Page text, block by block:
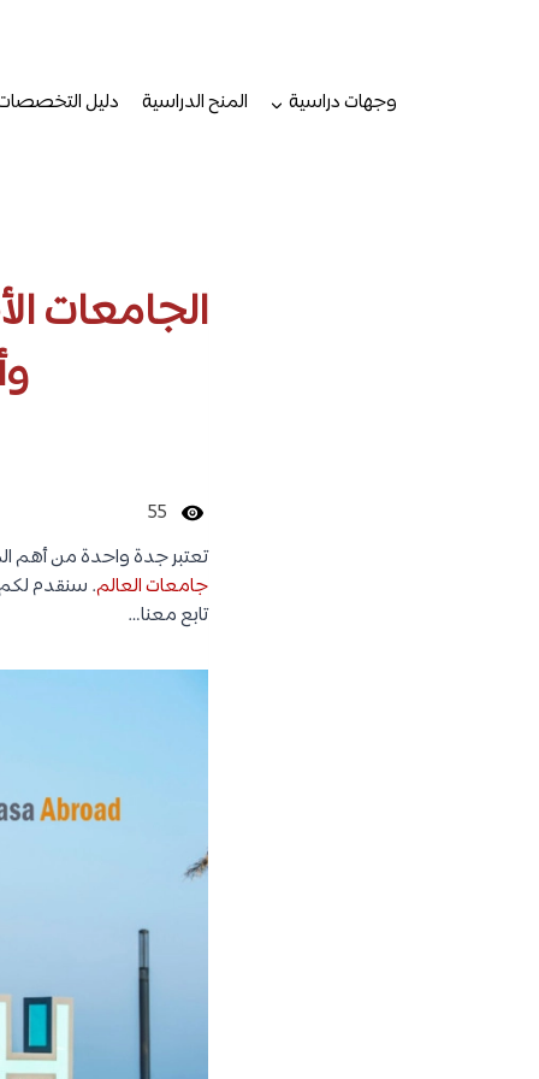
وجهات دراسية
المنح الدراسية دليل
الجامعات
55
تعتبر جدة واحدة من أهم
جامعات العالم. سنقدم لكم
تابع معنا…